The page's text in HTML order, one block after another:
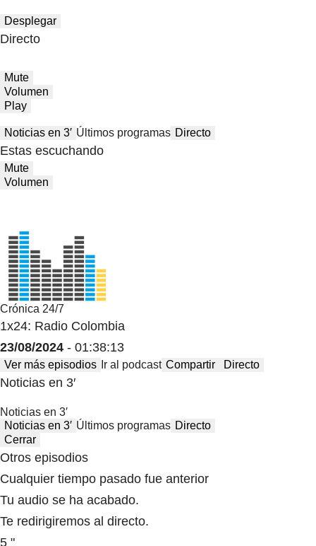
Desplegar
Directo
Mute
Volumen
Play
Noticias en 3′ Últimos programas Directo
Estas escuchando
Mute
Volumen
Crónica 24/7
1x24: Radio Colombia
23/08/2024 - 01:38:13
Ver más episodios Ir al podcast Compartir Directo
Noticias en 3′
Noticias en 3′
Noticias en 3′ Últimos programas Directo
Cerrar
Otros episodios
Cualquier tiempo pasado fue anterior
Tu audio se ha acabado.
Te redirigiremos al directo.
5 "